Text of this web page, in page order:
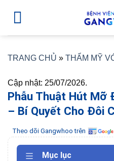
TRANG CHỦ » THẨM MỸ
Cập nhật: 25/07/2026.
Phẫu Thuật Hút Mỡ
– Bí Quyết Cho Đôi
Theo dõi Gangwhoo trên
Mục lục